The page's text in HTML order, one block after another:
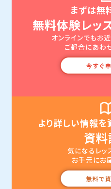
まずは無
無料体験レッ
オンラインでもお
ご都合にあわ
今すぐ
より詳しい情報
資
気になるレッ
お手元にお
無料で